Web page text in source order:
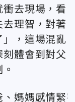
去現場，看
理智，對著
」，這場混亂
體會到對父